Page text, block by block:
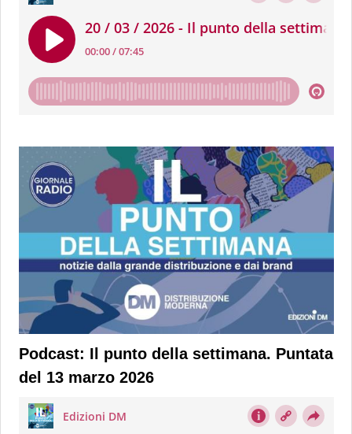
Podcast: Il punto della settimana. Puntata
del 13 marzo 2026